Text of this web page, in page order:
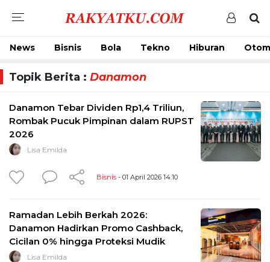
News Bisnis Bola Tekno Hiburan
Topik Berita : Danamon
Danamon Tebar Dividen Rp1,4 Triliun,
Rombak Pucuk Pimpinan dalam RUPST
2026
Lisa Emilda
Bisnis - 01 April 2026 14:10
Ramadan Lebih Berkah 2026:
Danamon Hadirkan Promo Cashback,
Cicilan 0% hingga Proteksi Mudik
Lisa Emilda